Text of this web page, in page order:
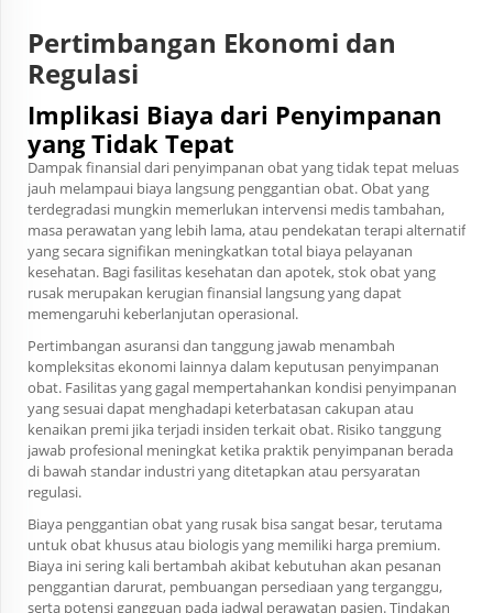
Pertimbangan Ekonomi dan
Regulasi
Implikasi Biaya dari Penyimpanan
yang Tidak Tepat
Dampak finansial dari penyimpanan obat yang tidak tepat meluas
jauh melampaui biaya langsung penggantian obat. Obat yang
terdegradasi mungkin memerlukan intervensi medis tambahan,
masa perawatan yang lebih lama, atau pendekatan terapi alternatif
yang secara signifikan meningkatkan total biaya pelayanan
kesehatan. Bagi fasilitas kesehatan dan apotek, stok obat yang
rusak merupakan kerugian finansial langsung yang dapat
memengaruhi keberlanjutan operasional.
Pertimbangan asuransi dan tanggung jawab menambah
kompleksitas ekonomi lainnya dalam keputusan penyimpanan
obat. Fasilitas yang gagal mempertahankan kondisi penyimpanan
yang sesuai dapat menghadapi keterbatasan cakupan atau
kenaikan premi jika terjadi insiden terkait obat. Risiko tanggung
jawab profesional meningkat ketika praktik penyimpanan berada
di bawah standar industri yang ditetapkan atau persyaratan
regulasi.
Biaya penggantian obat yang rusak bisa sangat besar, terutama
untuk obat khusus atau biologis yang memiliki harga premium.
Biaya ini sering kali bertambah akibat kebutuhan akan pesanan
penggantian darurat, pembuangan persediaan yang terganggu,
serta potensi gangguan pada jadwal perawatan pasien. Tindakan